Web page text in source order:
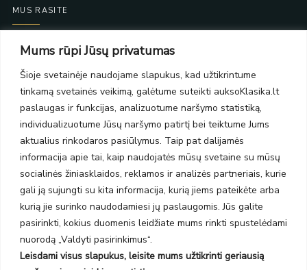
Mums rūpi Jūsų privatumas
Šioje svetainėje naudojame slapukus, kad užtikrintume
tinkamą svetainės veikimą, galėtume suteikti auksoKlasika.lt
paslaugas ir funkcijas, analizuotume naršymo statistiką,
individualizuotume Jūsų naršymo patirtį bei teiktume Jums
aktualius rinkodaros pasiūlymus. Taip pat dalijamės
informacija apie tai, kaip naudojatės mūsų svetaine su mūsų
socialinės žiniasklaidos, reklamos ir analizės partneriais, kurie
gali ją sujungti su kita informacija, kurią jiems pateikėte arba
kurią jie surinko naudodamiesi jų paslaugomis. Jūs galite
pasirinkti, kokius duomenis leidžiate mums rinkti spustelėdami
nuorodą „Valdyti pasirinkimus“.
Leisdami visus slapukus, leisite mums užtikrinti geriausią
MUS RASITE
Taikos pr. 139
PC Molas, Klaipėda
Taikos pr. 141
PC BIG 2, Klaipėda
Šilutės pl. 35
PC Banginis, Klaipėda
NAUJIENLAIŠKIS
Prenumeruokite ir gaukite pasiūlymus, naujienas bei riboto
leidimo kolekcijas.